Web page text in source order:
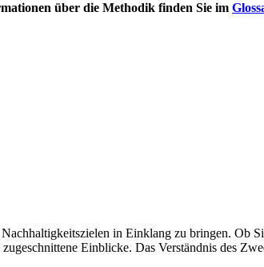
über die Methodik finden Sie im
in Einklang zu bringen. Ob
Einblicke. Das Verständnis des